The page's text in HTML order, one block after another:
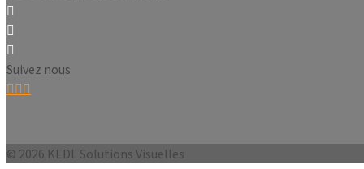
Suivez nous
© 2026 KEDL Solutions Visuelles